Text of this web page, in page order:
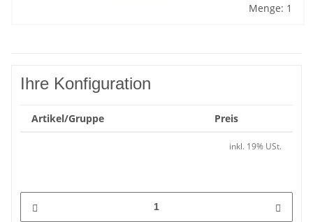
Menge: 1
Ihre Konfiguration
Artikel/Gruppe Preis
inkl. 19% USt.